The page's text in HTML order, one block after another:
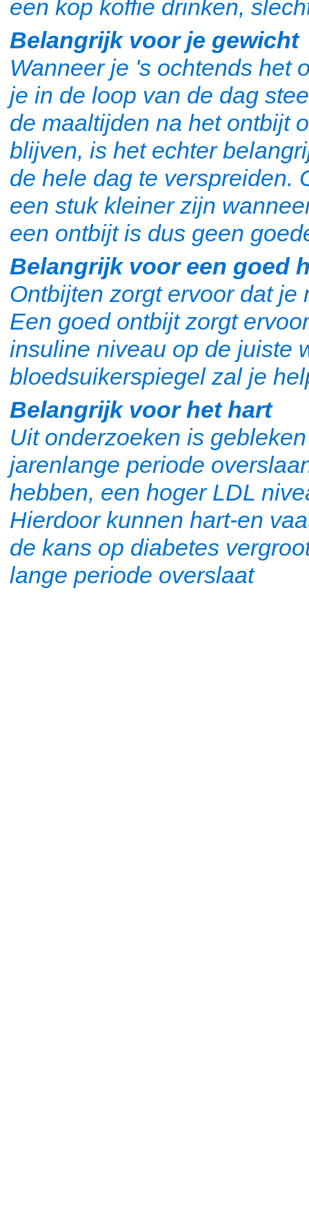
een kop koffie drinken,
Belangrijk voor je gewicht
Wanneer je 's ochtends het
je in de loop van de dag
de maaltijden na het ontbijt
blijven, is het echter
de hele dag te verspreiden.
een stuk kleiner zijn
een ontbijt is dus geen
Belangrijk voor een goed
Ontbijten zorgt ervoor dat
Een goed ontbijt zorgt
insuline niveau op de juiste
bloedsuikerspiegel zal je
Belangrijk voor het hart
Uit onderzoeken is
jarenlange periode
hebben, een hoger LDL
Hierdoor kunnen hart-en
de kans op diabetes
lange periode overslaat